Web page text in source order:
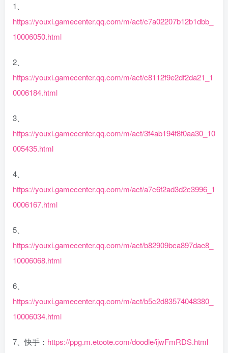
1、
https://youxi.gamecenter.qq.com/m/act/c7a02207b12b1dbb_
10006050.html
2、
https://youxi.gamecenter.qq.com/m/act/c8112f9e2df2da21_1
0006184.html
3、
https://youxi.gamecenter.qq.com/m/act/3f4ab194f8f0aa30_10
005435.html
4、
https://youxi.gamecenter.qq.com/m/act/a7c6f2ad3d2c3996_1
0006167.html
5、
https://youxi.gamecenter.qq.com/m/act/b82909bca897dae8_
10006068.html
6、
https://youxi.gamecenter.qq.com/m/act/b5c2d83574048380_
10006034.html
7、快手： https://ppg.m.etoote.com/doodle/ijwFmRDS.html